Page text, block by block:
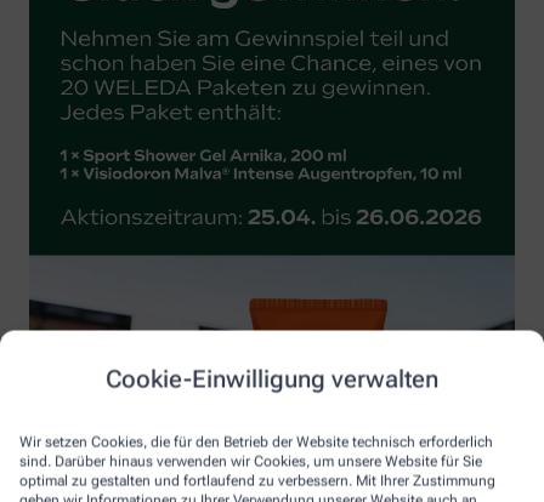
Cookie-Einwilligung verwalten
Wir setzen Cookies, die für den Betrieb der Website technisch erforderlich
sind. Darüber hinaus verwenden wir Cookies, um unsere Website für Sie
optimal zu gestalten und fortlaufend zu verbessern. Mit Ihrer Zustimmung